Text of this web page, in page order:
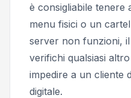
è consigliabile tenere
menu fisici o un
server non funzioni,
verifichi qualsiasi
impedire a un cliente
digitale.